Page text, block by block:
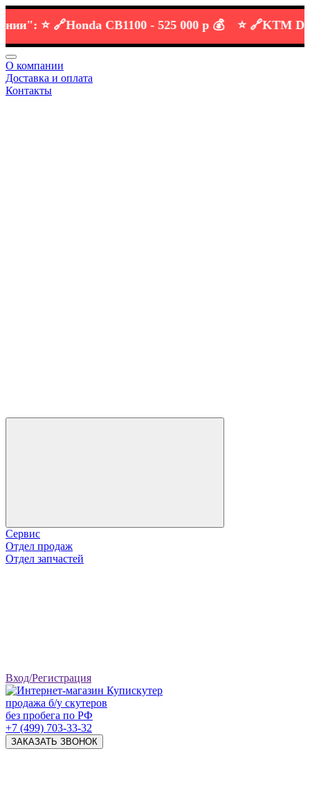
⭐️ 🔗 Honda CB1100 -525 000 р 💰 ⭐️ 🔗 KTM DUKE
О компании
Доставка и оплата
Контакты
Сервис
Отдел продаж
Отдел запчастей
Вход/Регистрация
продажа б/у скутеров
без пробега по РФ
+7 (499) 703-33-32
ЗАКАЗАТЬ ЗВОНОК